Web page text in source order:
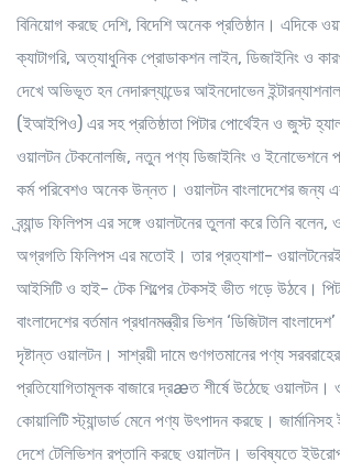
বিনিয়োগ করছে দেশি, বিদেশি অনেক প্রতিষ্ঠান। এদিকে
ক্যাটাগরি, অত্যাধুনিক প্রোডাকশন লাইন, ডিজাইনিং ও
দেখে অভিভূত হন নেদারল্যান্ডের আইনদোভেন
(ইআইপিও) এর সহ প্রতিষ্ঠাতা পিটার পোর্থেইন ও জুস্ট
ওয়ালটন টেকনোলজি, নতুন পণ্য ডিজাইনিং ও ইনোভেশনে
কর্ম পরিবেশও অনেক উন্নত। ওয়ালটন বাংলাদেশের জন্য
ব্র্যান্ড ফিলিপস এর সঙ্গে ওয়ালটনের তুলনা করে তিনি বলেন,
অগ্রগতি ফিলিপস এর মতোই। তার প্রত্যাশা- ওয়ালটনেরই
আইসিটি ও হাই- টেক শিল্পের টেকসই ভীত গড়ে উঠবে।
বাংলাদেশের বর্তমান প্রধানমন্ত্রীর ভিশন ‘ডিজিটাল
দৃষ্টান্ত ওয়ালটন। সাশ্রয়ী দামে গুণগতমানের পণ্য সরবরাহের
প্রতিযোগিতামূলক বাজারে দ্রæত শীর্ষে উঠেছে ওয়ালটন।
কোয়ালিটি স্ট্যান্ডার্ড মেনে পণ্য উৎপাদন করছে।
দেশে টেলিভিশন রপ্তানি করছে ওয়ালটন। ভবিষ্যতে